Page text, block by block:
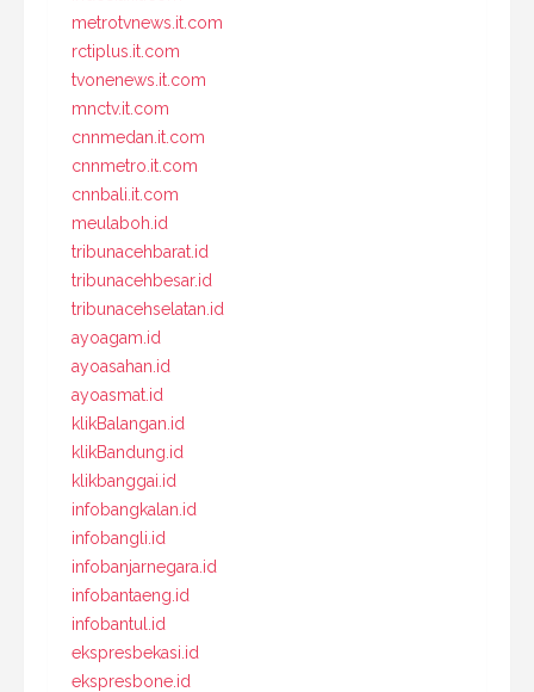
metrotvnews.it.com
rctiplus.it.com
tvonenews.it.com
mnctv.it.com
cnnmedan.it.com
cnnmetro.it.com
cnnbali.it.com
meulaboh.id
tribunacehbarat.id
tribunacehbesar.id
tribunacehselatan.id
ayoagam.id
ayoasahan.id
ayoasmat.id
klikBalangan.id
klikBandung.id
klikbanggai.id
infobangkalan.id
infobangli.id
infobanjarnegara.id
infobantaeng.id
infobantul.id
ekspresbekasi.id
ekspresbone.id